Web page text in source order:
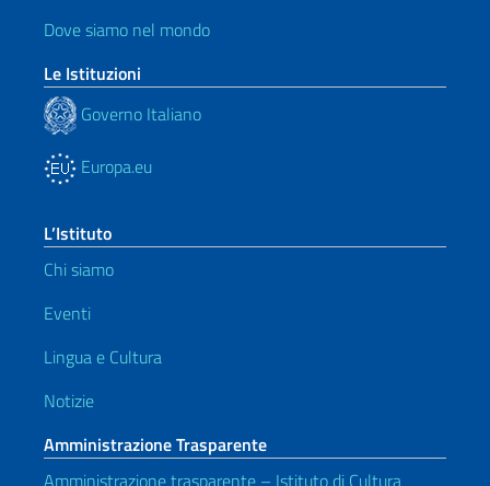
Dove siamo nel mondo
Le Istituzioni
Governo Italiano
Europa.eu
L’Istituto
Chi siamo
Eventi
Lingua e Cultura
Notizie
Amministrazione Trasparente
Amministrazione trasparente – Istituto di Cultura